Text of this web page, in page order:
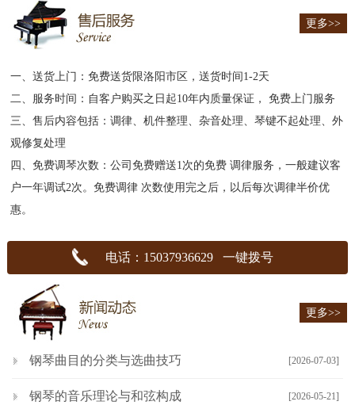
更多>>
一、送货上门：免费送货限洛阳市区，送货时间1-2天
二、服务时间：自客户购买之日起10年内质量保证， 免费上门服务
三、售后内容包括：调律、机件整理、杂音处理、琴键不起处理、外
观修复处理
四、免费调琴次数：公司免费赠送1次的免费 调律服务，一般建议客
户一年调试2次。免费调律 次数使用完之后，以后每次调律半价优
惠。
电话：15037936629 一键拨号
更多>>
[2026-07-03]
钢琴曲目的分类与选曲技巧
[2026-05-21]
钢琴的音乐理论与和弦构成